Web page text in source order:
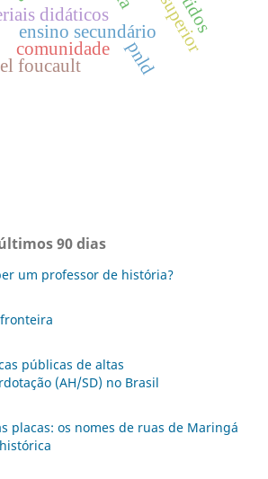
didáticos
ensino secundário
pnld
comunidade
foucault
90 dias
um professor de história?
públicas de altas
(AH/SD) no Brasil
placas: os nomes de ruas de Maringá